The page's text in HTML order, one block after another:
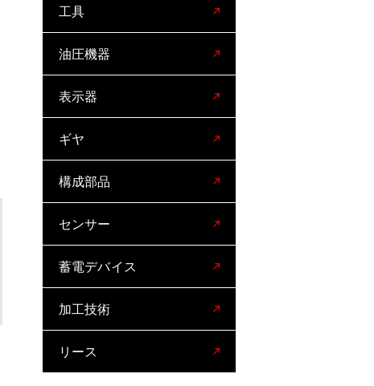
工具
油圧機器
表示器
ギヤ
構成部品
センサー
蓄電デバイス
加工技術
リース